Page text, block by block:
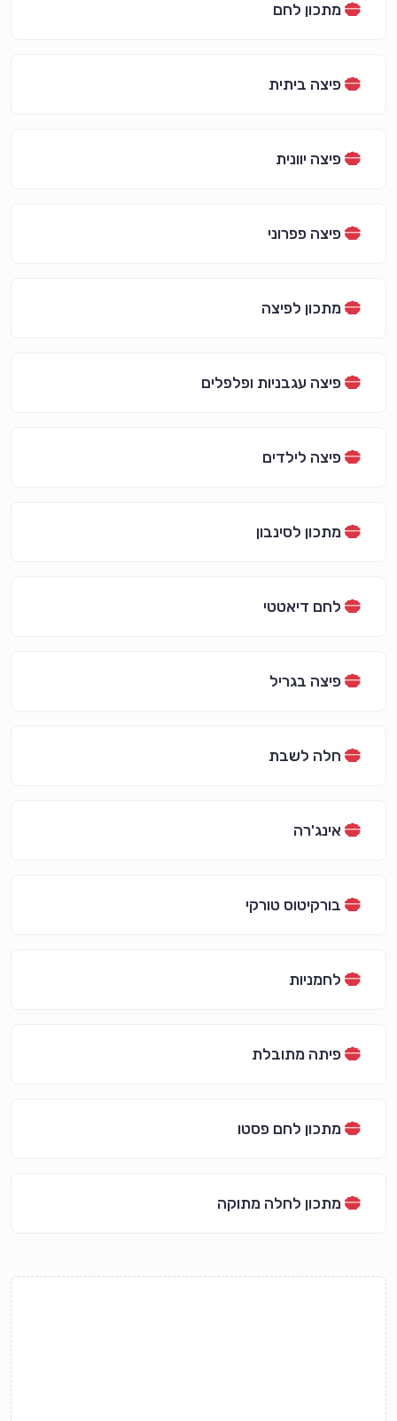
מתכון לחם
פיצה ביתית
פיצה יוונית
פיצה פפרוני
מתכון לפיצה
פיצה עגבניות ופלפלים
פיצה לילדים
מתכון לסינבון
לחם דיאטטי
פיצה בגריל
חלה לשבת
אינג'רה
בורקיטוס טורקי
לחמניות
פיתה מתובלת
מתכון לחם פסטו
מתכון לחלה מתוקה